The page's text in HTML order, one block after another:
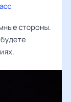
стороны.